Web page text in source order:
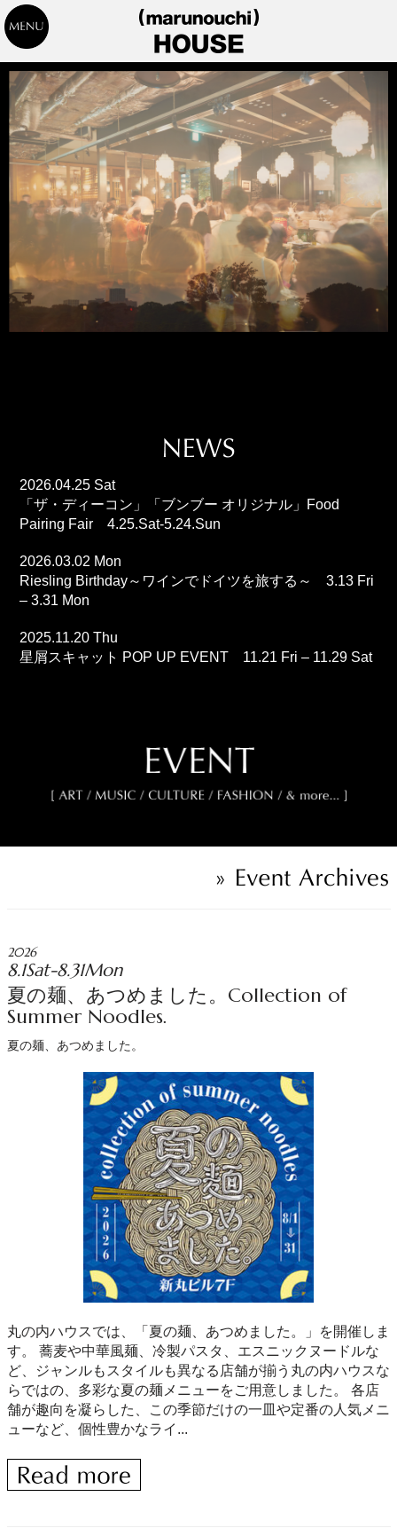
2026.04.25 Sat
「ザ・ディーコン」「ブンブー オリジナル」Food
Pairing Fair 4.25.Sat-5.24.Sun
2026.03.02 Mon
Riesling Birthday～ワインでドイツを旅する～ 3.13 Fri
– 3.31 Mon
2025.11.20 Thu
星屑スキャット POP UP EVENT 11.21 Fri – 11.29 Sat
2026
8.1Sat-8.31Mon
夏の麺、あつめました。Collection of
Summer Noodles.
夏の麺、あつめました。
丸の内ハウスでは、「夏の麺、あつめました。」を開催しま
す。 蕎麦や中華風麺、冷製パスタ、エスニックヌードルな
ど、ジャンルもスタイルも異なる店舗が揃う丸の内ハウスな
らではの、多彩な夏の麺メニューをご用意しました。 各店
舗が趣向を凝らした、この季節だけの一皿や定番の人気メニ
ューなど、個性豊かなライ...